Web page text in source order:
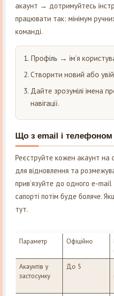
акаунт → дотримуйтесь
працювати так: мінімум ручних
команді.
Профіль → ім’я
Створити новий або
Дайте зрозумілі імена
навігації.
Що з email і телефоном
Реєструйте кожен акаунт
для відновлення та
прив’язуйте до одного e-mail
сапорті потім буде боляче.
тут.
Параметр Офіційно
Акаунтів у
застосунку
До 5